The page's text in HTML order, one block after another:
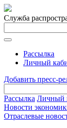
Служба
Рассылка
Личный
Добавить пресс-
Рассылка Личный
Новости
Отраслевые